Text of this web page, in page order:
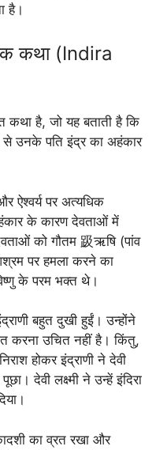
है।
कथा (Indira
कथा है, जो यह बताती है कि
से उनके पति इंद्र का अहंकार
ऐश्वर्य पर अत्यधिक
के कारण देवताओं में
को गौतम 趿ऋषि (पांव
पर हमला करने का
के परम भक्त थे।
बहुत दुखी हुईं। उन्होंने
करना उचित नहीं है। किंतु,
होकर इंद्राणी ने देवी
देवी लक्ष्मी ने उन्हें इंदिरा
का व्रत रखा और